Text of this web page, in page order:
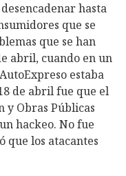
hasta
que se
que se han
abril, cuando en un
estaba
de abril fue que el
y Obras Públicas
hackeo. No fue
que los atacantes